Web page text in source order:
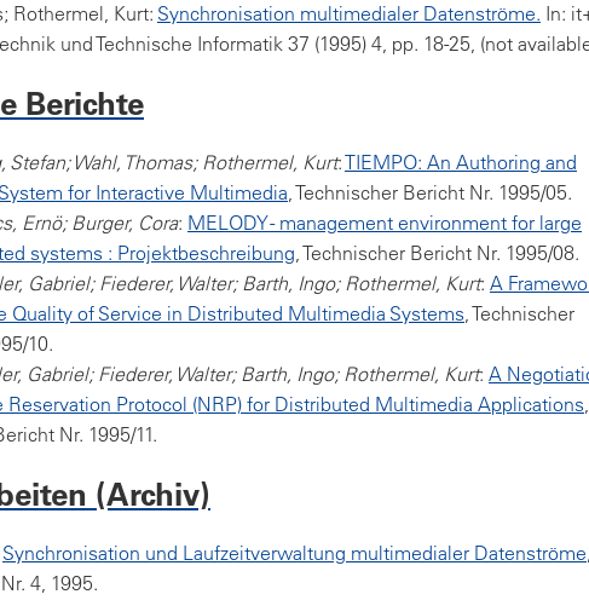
Rothermel, Kurt: Synchronisation multimedialer Datenströme. In:
und Technische Informatik 37 (1995) 4, pp. 18-25, (not
Berichte
Stefan; Wahl, Thomas; Rothermel, Kurt:TIEMPO: An Authoring and
for Interactive Multimedia, Technischer Bericht Nr. 1995/05.
Ernö; Burger, Cora: MELODY - management environment for large
systems : Projektbeschreibung, Technischer Bericht Nr. 1995/08.
Gabriel; Fiederer, Walter; Barth, Ingo; Rothermel, Kurt: A
Quality of Service in Distributed Multimedia Systems, Technischer
10.
Gabriel; Fiederer, Walter; Barth, Ingo; Rothermel, Kurt: A
Reservation Protocol (NRP) for Distributed Multimedia Applications,
Nr. 1995/11.
(Archiv)
Synchronisation und Laufzeitverwaltung multimedialer Datenströme,
4, 1995.